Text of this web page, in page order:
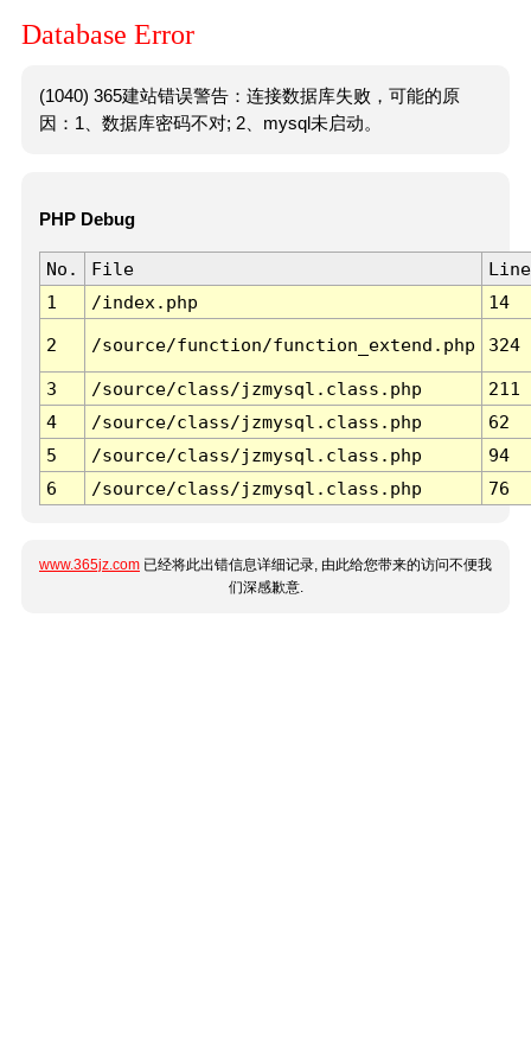
Database Error
(1040) 365建站错误警告：连接数据库失败，可能的原
因：1、数据库密码不对; 2、mysql未启动。
PHP Debug
No. File
Line
1
/index.php 14
2 /source/function/function_extend.php 324
3 /source/class/jzmysql.class.php
211
4
/source/class/jzmysql.class.php
62
5
/source/class/jzmysql.class.php
94
6
/source/class/jzmysql.class.php 76
www.365jz.com 已经将此出错信息详细记录, 由此给您带来的访问不便我
们深感歉意.